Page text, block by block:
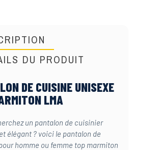
DU PRODUIT
DE CUISINE UNISEXE
LMA
un pantalon de cuisinier
élégant ? voici le pantalon de
homme ou femme top marmiton